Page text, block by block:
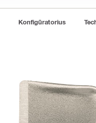
Konfigūratorius